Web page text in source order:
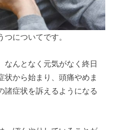
についてです。
なんとなく元気がなく終日
状から始まり、頭痛やめま
諸症状を訴えるようになる